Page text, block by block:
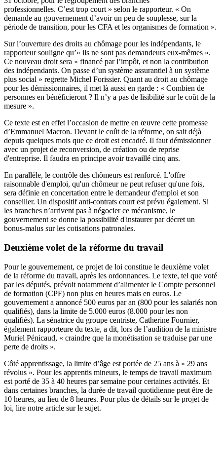
professionnelles. C’est trop court » selon le rapporteur. « On
demande au gouvernement d’avoir un peu de souplesse, sur la
période de transition, pour les CFA et les organismes de formation ».
Sur l’ouverture des droits au chômage pour les indépendants, le
rapporteur souligne qu’« ils ne sont pas demandeurs eux-mêmes ».
Ce nouveau droit sera « financé par l’impôt, et non la contribution
des indépendants. On passe d’un système assurantiel à un système
plus social » regrette Michel Forissier. Quant au droit au chômage
pour les démissionnaires, il met là aussi en garde : « Combien de
personnes en bénéficieront ? Il n’y a pas de lisibilité sur le coût de la
mesure ».
Ce texte est en effet l’occasion de mettre en œuvre cette promesse
d’Emmanuel Macron. Devant le coût de la réforme, on sait déjà
depuis quelques mois que ce droit est encadré. Il faut démissionner
avec un projet de reconversion, de création ou de reprise
d'entreprise. Il faudra en principe avoir travaillé cinq ans.
En parallèle, le contrôle des chômeurs est renforcé. L'offre
raisonnable d'emploi, qu'un chômeur ne peut refuser qu'une fois,
sera définie en concertation entre le demandeur d'emploi et son
conseiller. Un dispositif anti-contrats court est prévu également. Si
les branches n’arrivent pas à négocier ce mécanisme, le
gouvernement se donne la possibilité d'instaurer par décret un
bonus-malus sur les cotisations patronales.
Deuxième volet de la réforme du travail
Pour le gouvernement, ce projet de loi constitue le deuxième volet
de la réforme du travail, après les ordonnances. Le texte, tel que voté
par les députés, prévoit notamment d’alimenter le Compte personnel
de formation (CPF) non plus en heures mais en euros. Le
gouvernement a annoncé 500 euros par an (800 pour les salariés non
qualifiés), dans la limite de 5.000 euros (8.000 pour les non
qualifiés). La sénatrice du groupe centriste, Catherine Fournier,
également rapporteure du texte, a dit, lors de l’audition de la ministre
Muriel Pénicaud, « craindre que la monétisation se traduise par une
perte de droits ».
Côté apprentissage, la limite d’âge est portée de 25 ans à « 29 ans
révolus ». Pour les apprentis mineurs, le temps de travail maximum
est porté de 35 à 40 heures par semaine pour certaines activités. Et
dans certaines branches, la durée de travail quotidienne peut être de
10 heures, au lieu de 8 heures. Pour plus de détails sur le projet de
loi, lire notre article sur le sujet.